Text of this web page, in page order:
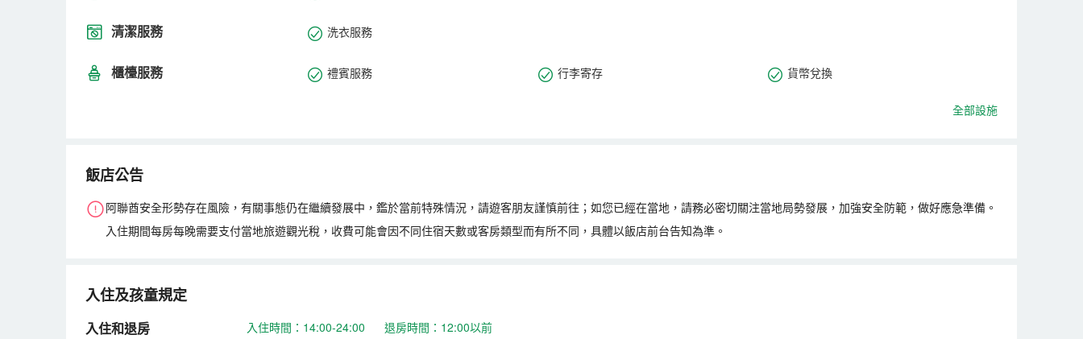
清潔服務 洗衣服務
櫃檯服務 禮賓服務 行李寄存 貨幣兌換
全部設施
飯店公告
阿聯酋安全形勢存在風險，有關事態仍在繼續發展中，鑑於當前特殊情況，請遊客朋友謹慎前往；如您已經在當地，請務必密切關注當地局勢發展，加強安全防範，做好應急準備。
入住期間每房每晚需要支付當地旅遊觀光稅，收費可能會因不同住宿天數或客房類型而有所不同，具體以飯店前台告知為準。
入住及孩童規定
入住和退房 入住時間：14:00-24:00 退房時間：12:00以前